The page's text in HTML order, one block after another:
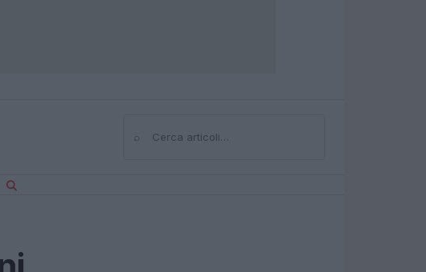
⌕Cerca